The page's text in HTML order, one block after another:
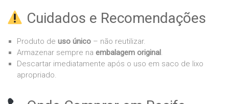
Cuidados e Recomendações
Produto deuso único – não reutilizar.
Armazenar sempre naembalagem original.
Descartar imediatamente após o uso em saco de lixo
apropriado.